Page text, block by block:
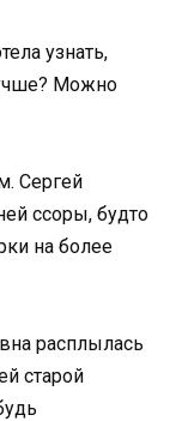
узнать,
Можно
Сергей
ссоры, будто
на более
расплылась
старой